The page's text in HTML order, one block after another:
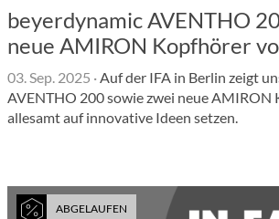
beyerdynamic AVENTHO
neue AMIRON Kopfhörer
03. Sep. 2025 ·Auf der IFA in Berlin zeigt
AVENTHO 200 sowie zwei neue AMIRON
allesamt auf innovative Ideen setzen.
ABGELAUFEN